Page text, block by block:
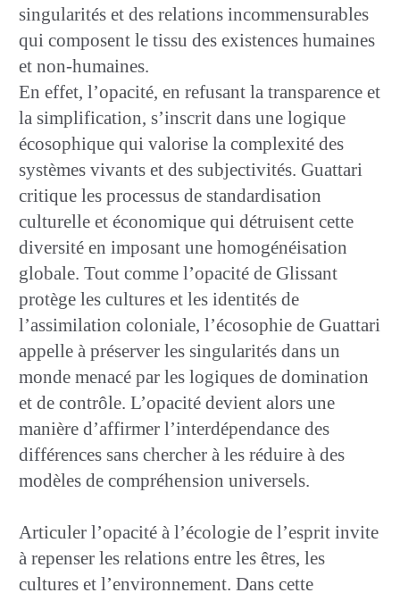
singularités et des relations incommensurables
qui composent le tissu des existences humaines
et non-humaines.
En effet, l’opacité, en refusant la transparence et
la simplification, s’inscrit dans une logique
écosophique qui valorise la complexité des
systèmes vivants et des subjectivités. Guattari
critique les processus de standardisation
culturelle et économique qui détruisent cette
diversité en imposant une homogénéisation
globale. Tout comme l’opacité de Glissant
protège les cultures et les identités de
l’assimilation coloniale, l’écosophie de Guattari
appelle à préserver les singularités dans un
monde menacé par les logiques de domination
et de contrôle. L’opacité devient alors une
manière d’affirmer l’interdépendance des
différences sans chercher à les réduire à des
modèles de compréhension universels.
Articuler l’opacité à l’écologie de l’esprit invite
à repenser les relations entre les êtres, les
cultures et l’environnement. Dans cette